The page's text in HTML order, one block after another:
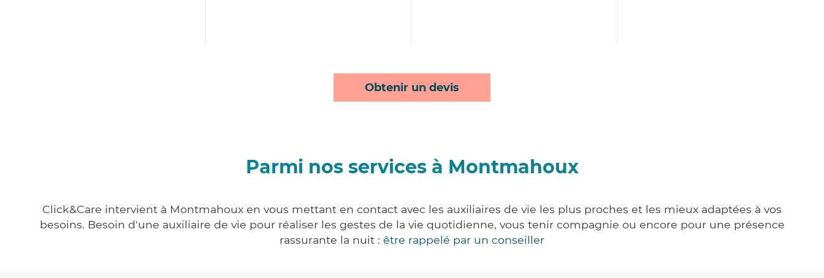
Obtenir un devis
Parmi nos services à Montmahoux
Click&Care intervient à Montmahoux en vous mettant en contact avec les auxiliaires de vie les plus proches et les mieux adaptées à vos
besoins. Besoin d'une auxiliaire de vie pour réaliser les gestes de la vie quotidienne, vous tenir compagnie ou encore pour une présence
rassurante la nuit : être rappelé par un conseiller